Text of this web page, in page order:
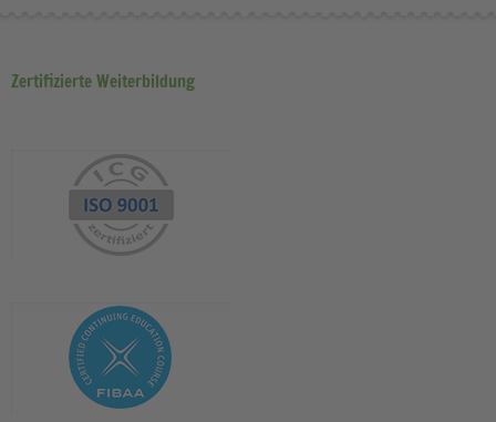
Zertifizierte Weiterbildung